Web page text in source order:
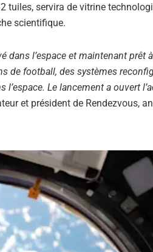
tuiles, servira de vitrine
scientifique.
l’espace et maintenant prêt
de football, des systèmes
Le lancement a ouvert
et président de Rendezvous,